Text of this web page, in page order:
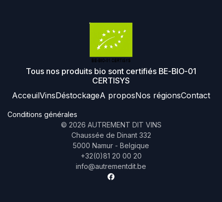
Tous nos produits bio sont certifiés BE-BIO-01
CERTISYS
AcceuilVinsDéstockageA proposNos régionsContact
Conditions générales
© 2026 AUTREMENT DIT VINS
Chaussée de Dinant 332
5000 Namur - Belgique
+32(0)81 20 00 20
info@autrementdit.be